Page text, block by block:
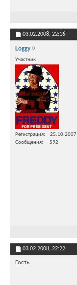
03.02.2008, 22:16
Loggy
Участник
Регистрация
25.10.2007
Сообщения
592
03.02.2008, 22:22
Гость